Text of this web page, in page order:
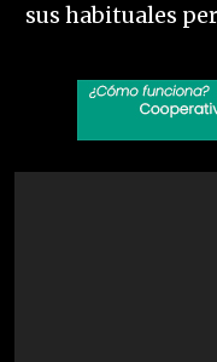
sus habituales